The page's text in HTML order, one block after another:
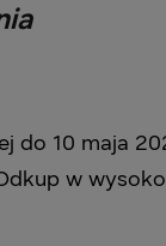
10 maja
w